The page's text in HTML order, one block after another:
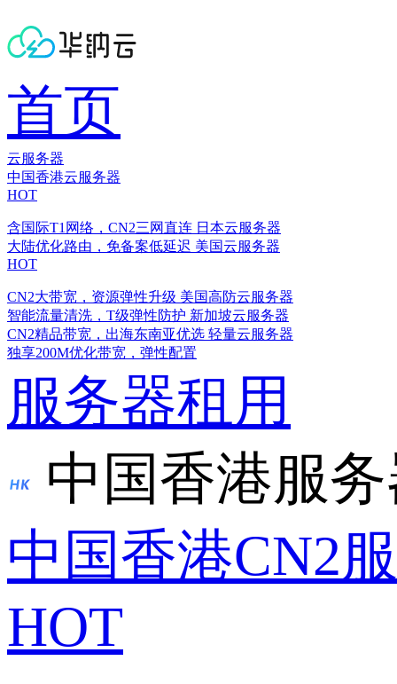
首页
云服务器
中国香港云服务器
HOT
含国际T1网络，CN2三网直连 日本云服务器
大陆优化路由，免备案低延迟 美国云服务器
HOT
CN2大带宽，资源弹性升级 美国高防云服务器
智能流量清洗，T级弹性防护 新加坡云服务器
CN2精品带宽，出海东南亚优选 轻量云服务器
独享200M优化带宽，弹性配置
服务器租用
中国香港服
中国香港CN2
HOT